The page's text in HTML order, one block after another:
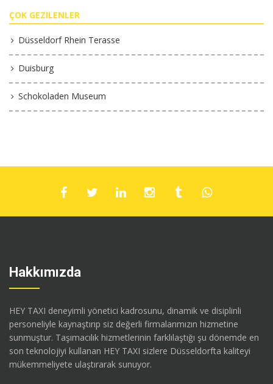
ÇOK GEZILENLER
Düsseldorf Rhein Terasse
Duisburg
Schokoladen Museum
Hakkımızda
HEY TAXI deneyimli yönetici kadrosunu, dinamik ve disiplinli
personeliyle kaynaştırıp siz değerli firmalarımızın hizmetine
sunmuştur. Taşımacılık hizmetlerinin farklılaştığı şu dönemde en
son teknolojiyi kullanan HEY TAXI sizlere Düsseldorfta kaliteyi
mükemmeliyete ulaştırarak sunuyor.